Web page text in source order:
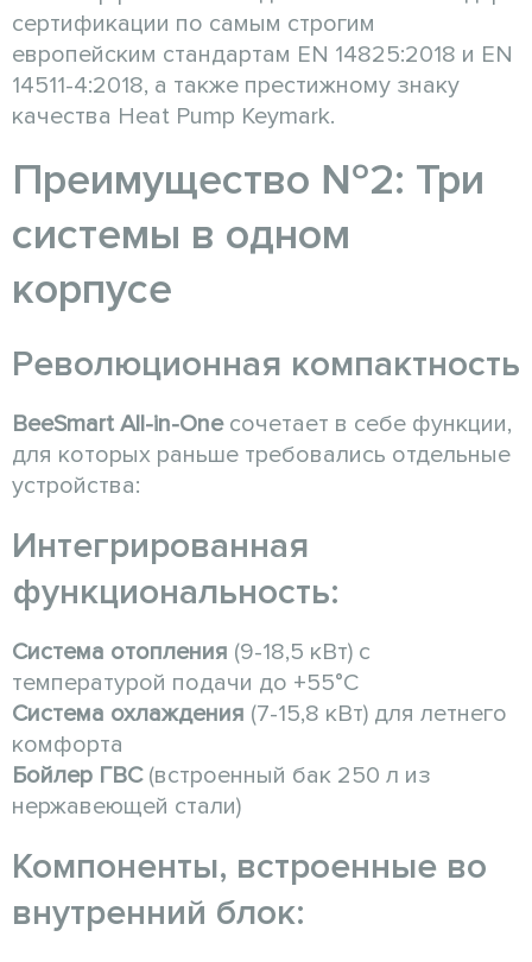
сертификации по самым строгим
европейским стандартам EN 14825:2018 и EN
14511-4:2018, а также престижному знаку
качества Heat Pump Keymark.
Преимущество №2: Три
системы в одном
корпусе
Революционная компактность
BeeSmart All-in-Oneсочетает в себе функции,
для которых раньше требовались отдельные
устройства:
Интегрированная
функциональность:
Система отопления (9-18,5 кВт) с
температурой подачи до +55°C
Система охлаждения (7-15,8 кВт) для летнего
комфорта
Бойлер ГВС(встроенный бак 250 л из
нержавеющей стали)
Компоненты, встроенные во
внутренний блок: